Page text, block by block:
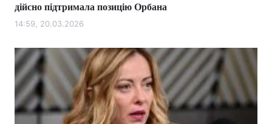
дійсно підтримала позицію Орбана
14:59, 20.03.2026